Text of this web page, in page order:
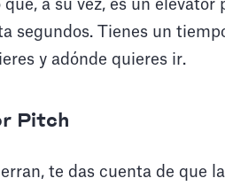
a su vez, es un elevator
segundos. Tienes un
y adónde quieres ir.
Pitch
te das cuenta de que